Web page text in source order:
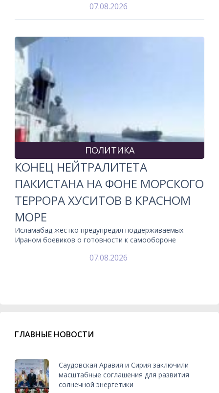
07.08.2026
ПОЛИТИКА
КОНЕЦ НЕЙТРАЛИТЕТА
ПАКИСТАНА НА ФОНЕ МОРСКОГО
ТЕРРОРА ХУСИТОВ В КРАСНОМ
МОРЕ
Исламабад жестко предупредил поддерживаемых
Ираном боевиков о готовности к самообороне
07.08.2026
ГЛАВНЫЕ НОВОСТИ
Саудовская Аравия и Сирия заключили
масштабные соглашения для развития
солнечной энергетики